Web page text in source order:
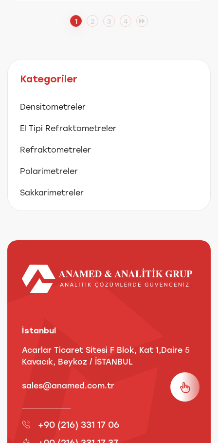
Kategoriler
Densitometreler
El Tipi Refraktometreler
Refraktometreler
Polarimetreler
Sakkarimetreler
1 2 3 4
İstanbul
Acarlar Ticaret Sitesi F Blok, Kat 1,Daire 5
Kavacık, Beykoz / İSTANBUL
sales@anamed.com.tr
+90 (216) 331 17 06